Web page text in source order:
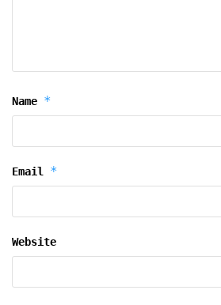
Name *
Email *
Website